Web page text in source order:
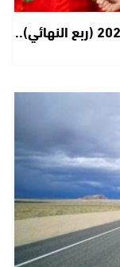
كأس أمم إفريقيا للسيدات – المغرب 2026 (ربع النهائي)..